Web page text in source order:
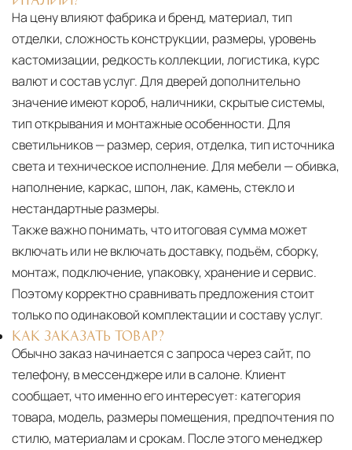
На цену влияют фабрика и бренд, материал, тип
отделки, сложность конструкции, размеры, уровень
кастомизации, редкость коллекции, логистика, курс
валют и состав услуг. Для дверей дополнительно
значение имеют короб, наличники, скрытые системы,
тип открывания и монтажные особенности. Для
светильников — размер, серия, отделка, тип источника
света и техническое исполнение. Для мебели — обивка,
наполнение, каркас, шпон, лак, камень, стекло и
нестандартные размеры.
Также важно понимать, что итоговая сумма может
включать или не включать доставку, подъём, сборку,
монтаж, подключение, упаковку, хранение и сервис.
Поэтому корректно сравнивать предложения стоит
только по одинаковой комплектации и составу услуг.
КАК ЗАКАЗАТЬ ТОВАР?
Обычно заказ начинается с запроса через сайт, по
телефону, в мессенджере или в салоне. Клиент
сообщает, что именно его интересует: категория
товара, модель, размеры помещения, предпочтения по
стилю, материалам и срокам. После этого менеджер